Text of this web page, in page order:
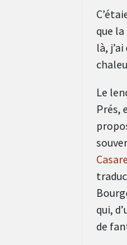
que
là,
Le
Prés,
qui,
de